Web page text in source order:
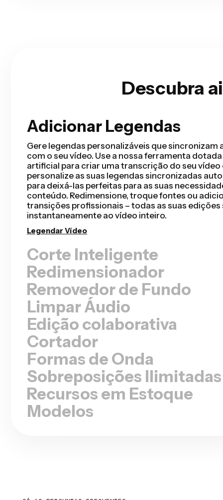
Descubra
Adicionar Legendas
Corte Inteligente
O Corte Inteligente automatiza o seu processo
detectando e removendo silêncios do seu vídeo
segundos. Você vai economizar horas de edição
rascunho mais rápido do que nunca para vídeos
cabeça, apresentações gravadas, tutoriais,
edições nunca foram tão perfeitas.
Remover Silêncios
Redimensionador
Removedor de Fundo
Limpar Áudio
Edição colaborativa
Cortador
Formas de Onda
Sobreposições Ilimitadas
Recursos em Estoque
Modelos